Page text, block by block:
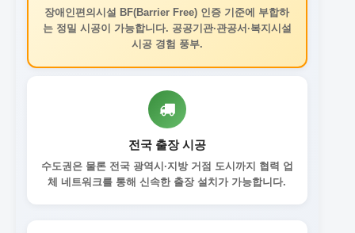
장애인편의시설 BF(Barrier Free) 인증 기준에 부합하
는 정밀 시공이 가능합니다. 공공기관·관공서·복지시설
시공 경험 풍부.
전국 출장 시공
수도권은 물론 전국 광역시·지방 거점 도시까지 협력 업
체 네트워크를 통해 신속한 출장 설치가 가능합니다.